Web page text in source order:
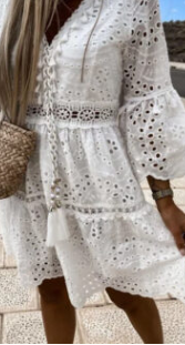
original
era:
61,99€.
actual
es:
47,99€.